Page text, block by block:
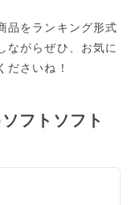
品をランキング形式
ながらぜひ、お気に
ださいね！
フトソフト